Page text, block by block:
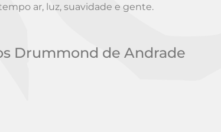
ar, luz, suavidade e gente.
Drummond de Andrade